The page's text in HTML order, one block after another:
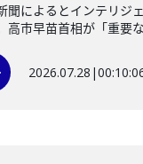
聞によるとインテリジ
高市早苗首相が「重要
2026.07.28 |